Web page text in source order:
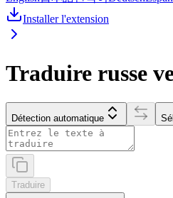
Installer l'extension
Traduire russe
Détection automatique
Traduire